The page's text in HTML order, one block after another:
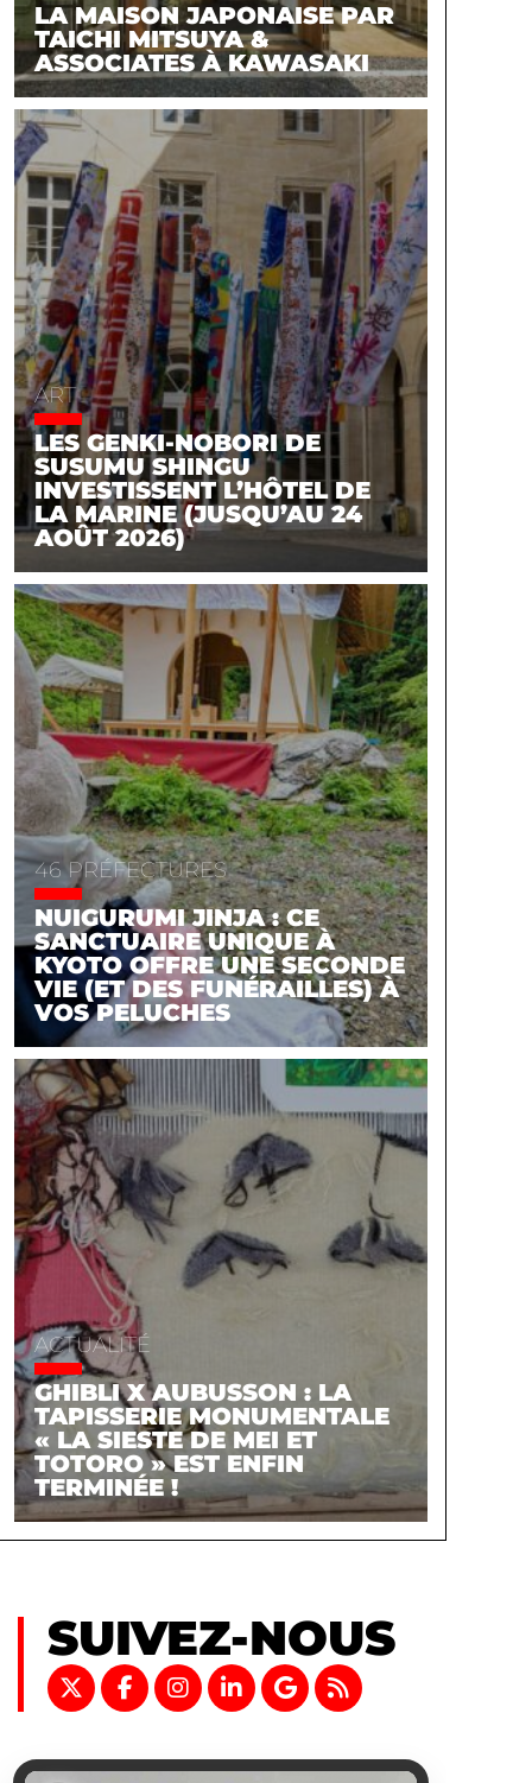
LA MAISON JAPONAISE PAR
TAICHI MITSUYA &
ASSOCIATES À KAWASAKI
ART
LES GENKI-NOBORI DE
SUSUMU SHINGU
INVESTISSENT L’HÔTEL DE
LA MARINE (JUSQU’AU 24
AOÛT 2026)
46 PRÉFECTURES
NUIGURUMI JINJA : CE
SANCTUAIRE UNIQUE À
KYOTO OFFRE UNE SECONDE
VIE (ET DES FUNÉRAILLES) À
VOS PELUCHES
ACTUALITÉ
GHIBLI X AUBUSSON : LA
TAPISSERIE MONUMENTALE
« LA SIESTE DE MEI ET
TOTORO » EST ENFIN
TERMINÉE !
SUIVEZ-NOUS